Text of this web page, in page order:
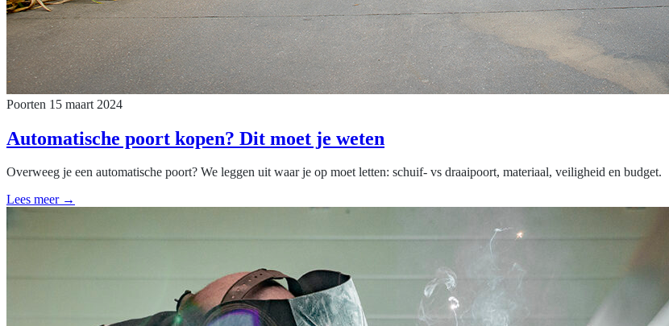
Poorten 15 maart 2024
Automatische poort kopen? Dit moet je weten
Overweeg je een automatische poort? We leggen uit waar je op moet letten: schuif- vs draaipoort, materiaal, veiligheid en budget.
Lees meer →